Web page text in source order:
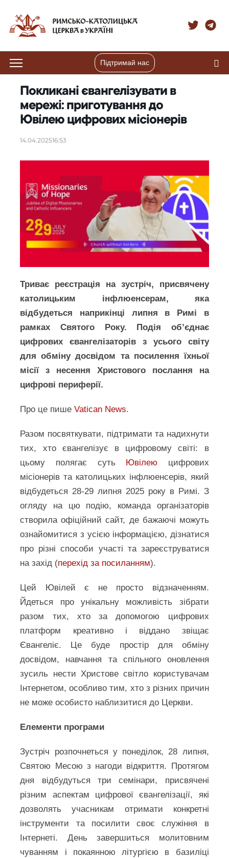
Підтримай нас
Покликані євангелізувати в
мережі: приготування до
Ювілею цифрових місіонерів
14.04.202516:53
Триває реєстрація на зустріч, присвячену
католицьким інфлюенсерам, яка
відбудеться наприкінці липня в Римі в
рамках Святого Року. Подія об’єднає
цифрових євангелізаторів з усього світу
для обміну досвідом та посилення їхньої
місії з несення Христового послання на
цифрові периферії.
Про це пишеVatican News.
Разом посвяткувати, підтримати та надихнути
тих, хто євангелізує в цифровому світі: в
цьому полягає суть Ювілею цифрових
місіонерів та католицьких інфлюенсерів, який
відбудеться 28-29 липня 2025 року в Римі. З
огляду на цю подію, команда організаторів
створила офіційний сайт, де бажаючі можуть
ознайомитися з усією інформацією, дізнатися
про різні способи участі та зареєструватися
на захід (перехід за посиланням).
Цей Ювілей є не просто відзначенням.
Йдеться про унікальну можливість зібрати
разом тих, хто за допомогою цифрових
платформ креативно і віддано звіщає
Євангеліє. Це буде простір для обміну
досвідом, навчання та спільного оновлення
зусиль нести Христове світло користувачам
Інтернетом, особливо тим, хто з різних причин
не може особисто наблизитися до Церкви.
Елементи програми
Зустріч розпочнеться у понеділок, 28 липня,
Святою Месою з нагоди відкриття. Протягом
дня відбудуться три семінари, присвячені
різним аспектам цифрової євангелізації, які
дозволять учасникам отримати конкретні
інструменти та посилити своє служіння в
Інтернеті. День завершиться молитовним
чуванням і покаянною літургією в базиліці